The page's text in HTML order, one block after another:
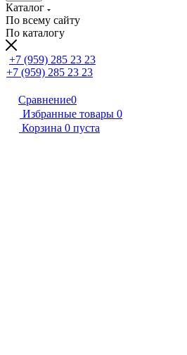
Каталог
По всему сайту
По каталогу
+7 (959) 285 23 23
+7 (959) 285 23 23
Сравнение0
Избранные товары 0
Корзина 0 пуста